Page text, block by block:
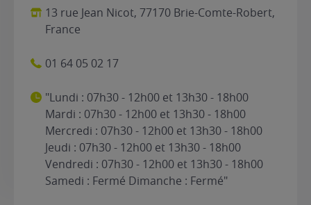
13 rue Jean Nicot, 77170 Brie-Comte-Robert,
France
01 64 05 02 17
"Lundi : 07h30 - 12h00 et 13h30 - 18h00
Mardi : 07h30 - 12h00 et 13h30 - 18h00
Mercredi : 07h30 - 12h00 et 13h30 - 18h00
Jeudi : 07h30 - 12h00 et 13h30 - 18h00
Vendredi : 07h30 - 12h00 et 13h30 - 18h00
Samedi : Fermé Dimanche : Fermé"